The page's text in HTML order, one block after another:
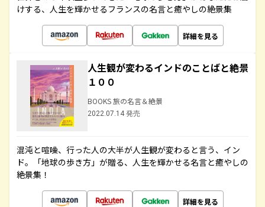
けする、人生を輝かせるフランスの名言と癒やしの絶景集
詳細を見る
人生観が変わるインドのことばと絶景
１００
BOOKS 旅の名言＆絶景
2022.07.14 発売
混沌と喧噪、行った人の大半が人生観が変わると言う、イン
ド。「地球の歩き方」が贈る、人生を輝かせる名言と癒やしの
絶景集！
詳細を見る